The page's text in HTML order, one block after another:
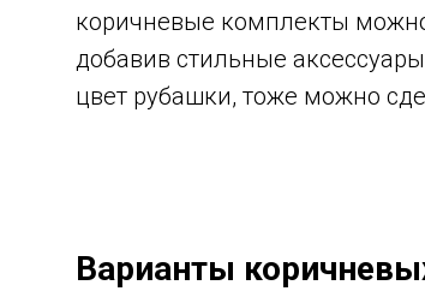
коричневые комплекты
добавив стильные
цвет рубашки, тоже можно
Варианты